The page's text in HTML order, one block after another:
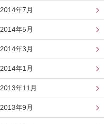
2014年7月
2014年5月
2014年3月
2014年1月
2013年11月
2013年9月